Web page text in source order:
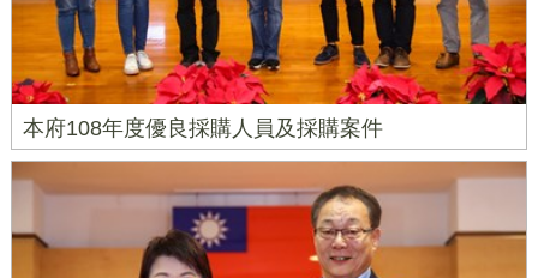
本府108年度優良採購人員及採購案件